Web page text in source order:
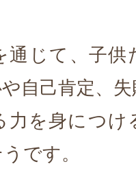
通じて、子供
自己肯定、
力を身につけ
です。